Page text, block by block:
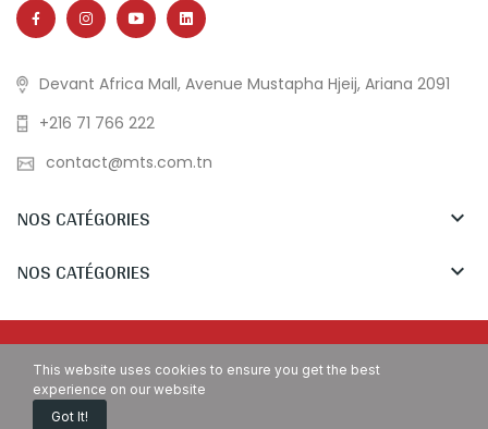
Devant Africa Mall, Avenue Mustapha Hjeij, Ariana 2091
+216 71 766 222
contact@mts.com.tn
NOS CATÉGORIES 
NOS CATÉGORIES 
This website uses cookies to ensure you get the best
experience on our website
Got It!